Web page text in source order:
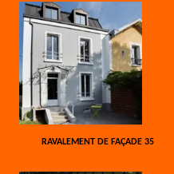
RAVALEMENT DE FAÇADE 35